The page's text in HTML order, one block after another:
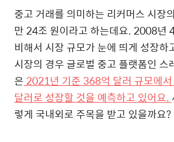
중고 거래를 의미하는 리커머스 시장
만 24조 원이라고 하는데요. 2008년
비해서 시장 규모가 눈에 띄게 성장하
시장의 경우 글로벌 중고 플랫폼인
은 2021년 기준 368억 달러 규모에
달러로 성장할 것을 예측하고 있어요.
렇게 국내외로 주목을 받고 있을까요?